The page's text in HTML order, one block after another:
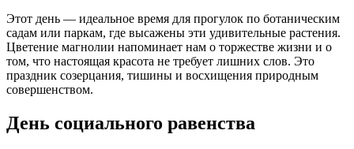
Этот день — идеальное время для прогулок по ботаническим
садам или паркам, где высажены эти удивительные растения.
Цветение магнолии напоминает нам о торжестве жизни и о
том, что настоящая красота не требует лишних слов. Это
праздник созерцания, тишины и восхищения природным
совершенством.
День социального равенства